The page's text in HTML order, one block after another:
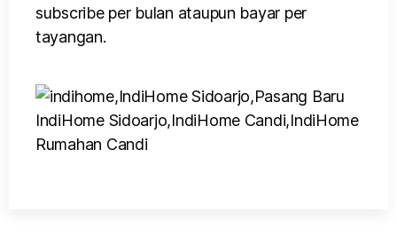
subscribe per bulan ataupun bayar per
tayangan.